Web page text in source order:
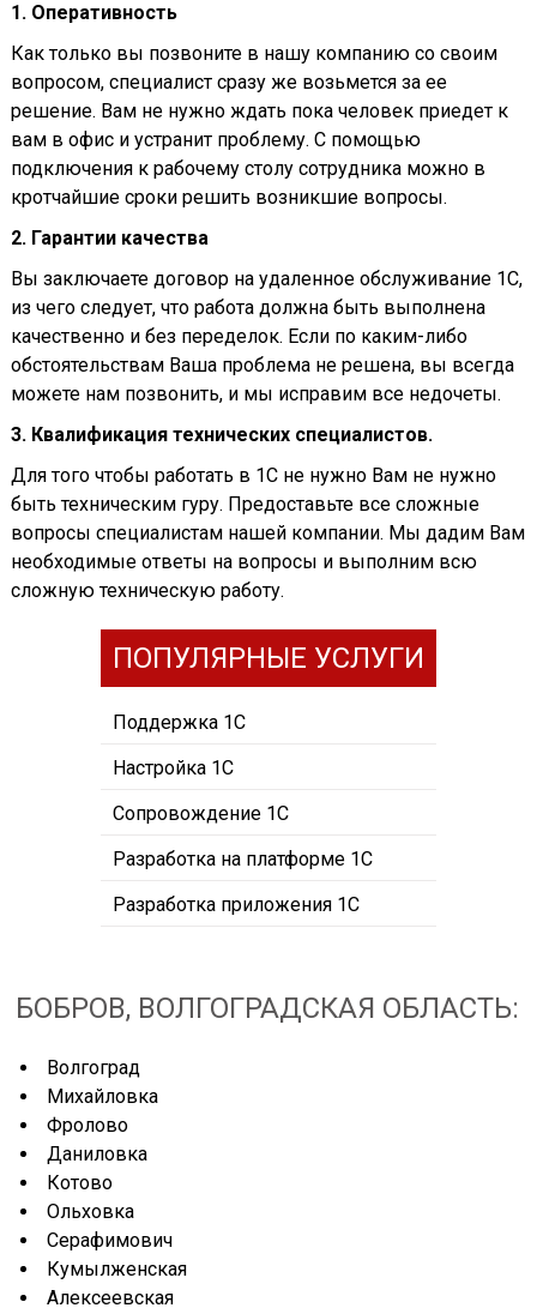
1. Оперативность
Как только вы позвоните в нашу компанию со своим
вопросом, специалист сразу же возьмется за ее
решение. Вам не нужно ждать пока человек приедет к
вам в офис и устранит проблему. С помощью
подключения к рабочему столу сотрудника можно в
кротчайшие сроки решить возникшие вопросы.
2. Гарантии качества
Вы заключаете договор на удаленное обслуживание 1С,
из чего следует, что работа должна быть выполнена
качественно и без переделок. Если по каким-либо
обстоятельствам Ваша проблема не решена, вы всегда
можете нам позвонить, и мы исправим все недочеты.
3. Квалификация технических специалистов.
Для того чтобы работать в 1С не нужно Вам не нужно
быть техническим гуру. Предоставьте все сложные
вопросы специалистам нашей компании. Мы дадим Вам
необходимые ответы на вопросы и выполним всю
сложную техническую работу.
ПОПУЛЯРНЫЕ УСЛУГИ
Поддержка 1С
Настройка 1С
Сопровождение 1С
Разработка на платформе 1С
Разработка приложения 1С
БОБРОВ, ВОЛГОГРАДСКАЯ ОБЛАСТЬ:
Волгоград
Михайловка
Фролово
Даниловка
Котово
Ольховка
Серафимович
Кумылженская
Алексеевская